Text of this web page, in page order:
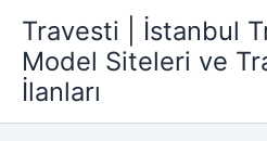
Travesti | İstanbul
Model Siteleri ve
İlanları